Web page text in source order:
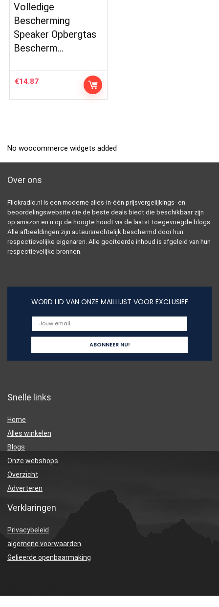
Volledige
Bescherming
Speaker Opbergtas
Bescherm…
€14.87
No woocommerce widgets added
Over ons
Flickradio.nl is een moderne alles-in-één prijsvergelijkings- en
beoordelingswebsite die de beste deals biedt die beschikbaar zijn
op amazon en u op de hoogte houdt via de laatst toegevoegde blogs.
Alle afbeeldingen zijn auteursrechtelijk beschermd door hun
respectievelijke eigenaren. Alle geciteerde inhoud is afgeleid van hun
respectievelijke bronnen.
WORD LID VAN ONZE MAILLIJST VOOR EXCLUSIEF
Snelle links
Home
Alles winkelen
Blogs
Onze webshops
Overzicht
Adverteren
Verklaringen
Privacybeleid
algemene voorwaarden
Gelieerde openbaarmaking